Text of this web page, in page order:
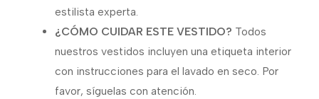
estilista experta.
¿CÓMO CUIDAR ESTE VESTIDO? Todos
nuestros vestidos incluyen una etiqueta interior
con instrucciones para el lavado en seco. Por
favor, síguelas con atención.